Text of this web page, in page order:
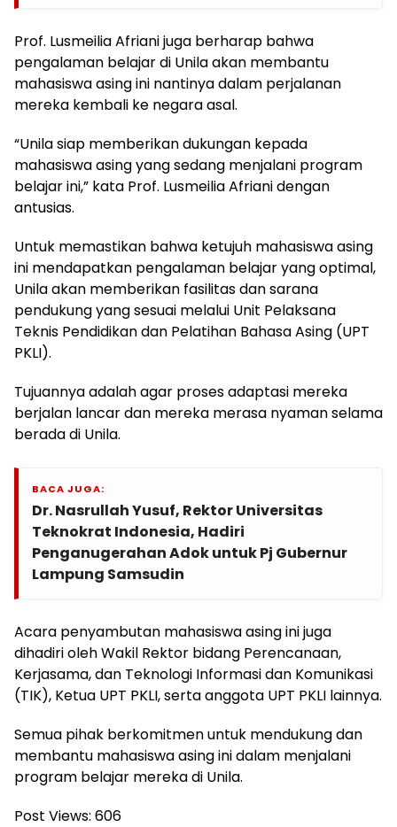
Prof. Lusmeilia Afriani juga berharap bahwa
pengalaman belajar di Unila akan membantu
mahasiswa asing ini nantinya dalam perjalanan
mereka kembali ke negara asal.
“Unila siap memberikan dukungan kepada
mahasiswa asing yang sedang menjalani program
belajar ini,” kata Prof. Lusmeilia Afriani dengan
antusias.
Untuk memastikan bahwa ketujuh mahasiswa asing
ini mendapatkan pengalaman belajar yang optimal,
Unila akan memberikan fasilitas dan sarana
pendukung yang sesuai melalui Unit Pelaksana
Teknis Pendidikan dan Pelatihan Bahasa Asing (UPT
PKLI).
Tujuannya adalah agar proses adaptasi mereka
berjalan lancar dan mereka merasa nyaman selama
berada di Unila.
BACA JUGA:
Dr. Nasrullah Yusuf, Rektor Universitas
Teknokrat Indonesia, Hadiri
Penganugerahan Adok untuk Pj Gubernur
Lampung Samsudin
Acara penyambutan mahasiswa asing ini juga
dihadiri oleh Wakil Rektor bidang Perencanaan,
Kerjasama, dan Teknologi Informasi dan Komunikasi
(TIK), Ketua UPT PKLI, serta anggota UPT PKLI lainnya.
Semua pihak berkomitmen untuk mendukung dan
membantu mahasiswa asing ini dalam menjalani
program belajar mereka di Unila.
Post Views: 606